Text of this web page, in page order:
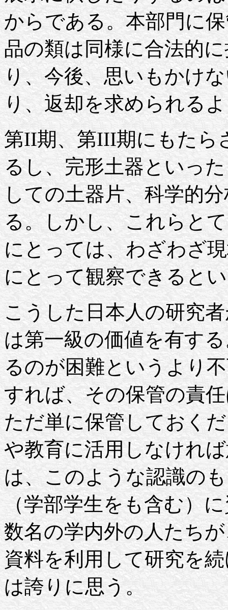
からである。本部門に
品の類は同様に合法的
り、今後、思いもかけ
り、返却を求められる
第II期、第III期にもたら
るし、完形土器といっ
しての土器片、科学的
る。しかし、これらと
にとっては、わざわざ
にとって観察できると
こうした日本人の研究
は第一級の価値を有す
るのが困難というより
すれば、その保管の責
ただ単に保管しておく
や教育に活用しなけれ
は、このような認識の
（学部学生をも含む）
数名の学内外の人たち
資料を利用して研究を
は誇りに思う。